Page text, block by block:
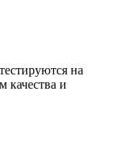
на
качества и